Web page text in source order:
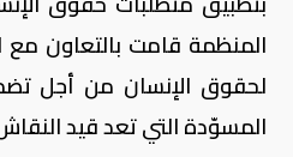
المنظمة قامت بالتعاون مع
لحقوق الإنسان من أجل
المسوّدة التي تعد قيد